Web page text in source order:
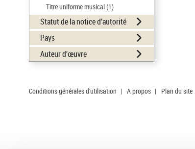
Titre uniforme musical(1)
Statut de la notice d’autorité
Pays
Auteur d’œuvre
Conditions générales d'utilisation | A propos | Plan du site